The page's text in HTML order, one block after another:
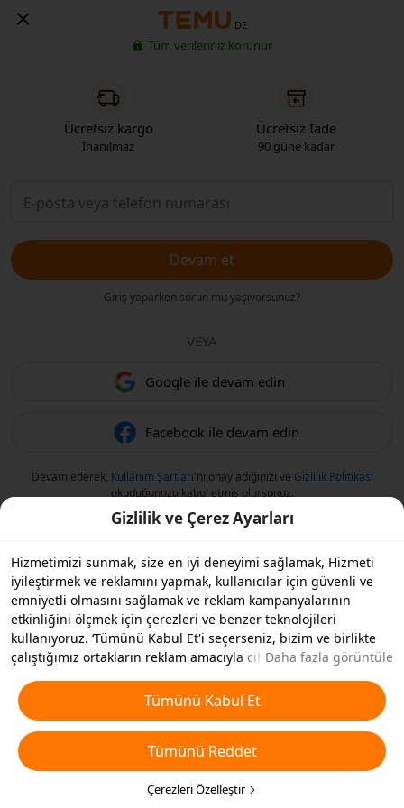
DE
Tüm verileriniz korunur
Ücretsiz kargo
İnanılmaz
Ücretsiz İade
90 güne kadar
Devam et
Giriş yaparken sorun mu yaşıyorsunuz?
VEYA
Google ile devam edin
Facebook ile devam edin
Devam ederek, Kullanım Şartları'nı onayladığınızı ve Gizlilik Politikası
okuduğunuzu kabul etmiş olursunuz.
Gizlilik ve Çerez Ayarları
Hizmetimizi sunmak, size en iyi deneyimi sağlamak, Hizmeti
iyileştirmek ve reklamını yapmak, kullanıcılar için güvenli ve
emniyetli olmasını sağlamak ve reklam kampanyalarının
etkinliğini ölçmek için çerezleri ve benzer teknolojileri
kullanıyoruz. ‘Tümünü Kabul Et'i seçerseniz, bizim ve birlikte
çalıştığımız ortakların reklam amacıyla cihazınızda çerezleri ve
Ayrıca, temel olmayan çerezlerin ’Tümünü Reddedebilir' veya
aşağıdaki ’Çerezleri Özelleştir'i tıklayarak veya gizlilik
ayarlarınızda istediğiniz zaman hangi çerez türlerini kabul
etmek veya devre dışı bırakmak istediğinizi seçebilirsiniz. Daha
fazla detay içinÇerezler ve Benzer Teknolojiler Politikamıza
Daha fazla görüntüle
Tümünü Kabul Et
Tümünü Reddet
Çerezleri Özelleştir